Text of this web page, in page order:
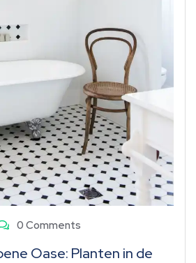
0 Comments
Oase: Planten in de